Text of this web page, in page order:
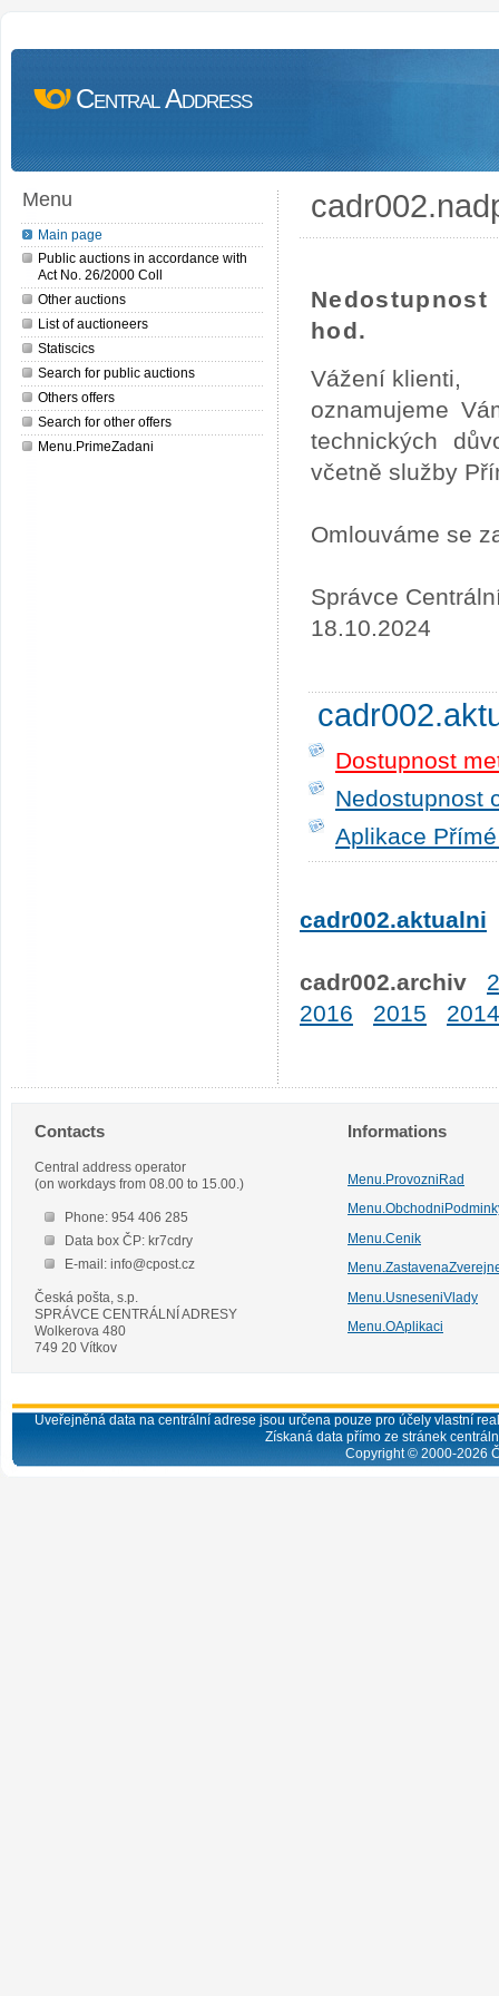
Central Address
Menu
Main page
Public auctions in accordance with
Act No. 26/2000 Coll
Other auctions
List of auctioneers
Statiscics
Search for public auctions
Others offers
Search for other offers
Menu.PrimeZadani
hod.
Vážení klienti,
oznamujeme
technických
včetně služby
Omlouváme se
Správce
18.10.2024
Dostupnost
Nedostupnost
Aplikace
cadr002.aktualni
cadr002.archiv
2016
2015 2014
Contacts
Central address operator
(on workdays from 08.00 to 15.00.)
Phone: 954 406 285
Data box ČP: kr7cdry
E-mail: info@cpost.cz
Česká pošta, s.p.
SPRÁVCE CENTRÁLNÍ ADRESY
Wolkerova 480
749 20 Vítkov
Informations
Menu.ProvozniRad
Menu.Cenik
Menu.UsneseniVlady
Menu.OAplikaci
Uveřejněná data na centrální adrese jsou určena pouze pro účely vlastní
Získaná data přímo ze stránek
Copyright © 2000-2026